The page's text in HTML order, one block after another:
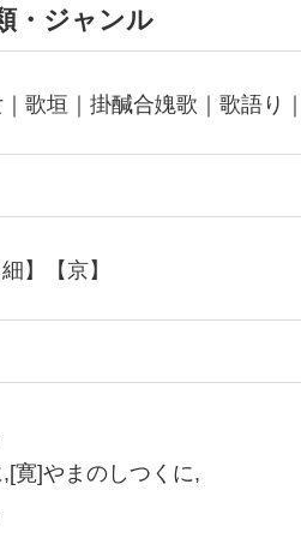
・ジャンル
歌垣｜掛醎合媿歌｜歌語り
】【京】
寛]やまのしつくに,